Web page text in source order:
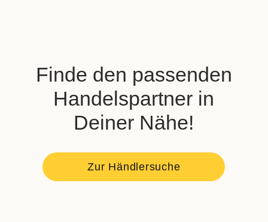
Finde den passenden
Handelspartner in
Deiner Nähe!
Zur Händlersuche